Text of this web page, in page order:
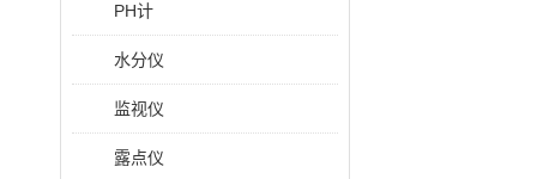
PH计
水分仪
监视仪
露点仪